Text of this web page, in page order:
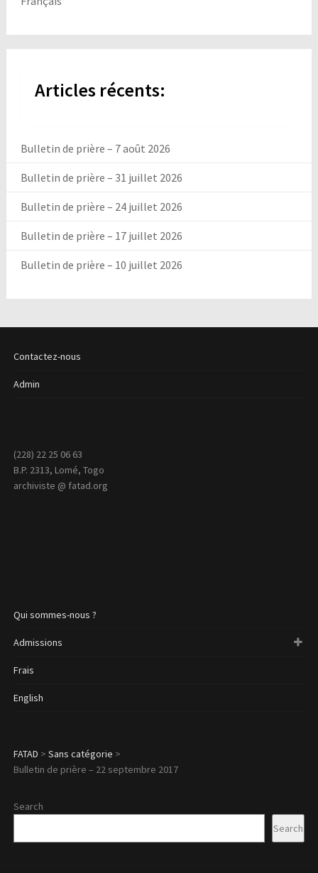
Articles récents:
Bulletin de prière – 7 août 2026
Bulletin de prière – 31 juillet 2026
Bulletin de prière – 24 juillet 2026
Bulletin de prière – 17 juillet 2026
Bulletin de prière – 10 juillet 2026
Contactez-nous
Admin
(228) 22 25 06 63
B.P. 2313, Lomé, Togo
archiviste @ fatad.org
Qui sommes-nous ?
Admissions
Frais
English
FATAD > Sans catégorie >
Bulletin de prière – 22 septembre 2017
Search
Search